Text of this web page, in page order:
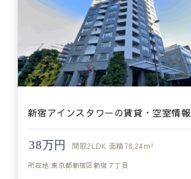
新宿アインスタワーの賃貸・空室情報
38万円 間取2LDK 面積78.24m²
所在地:東京都新宿区新宿７丁目